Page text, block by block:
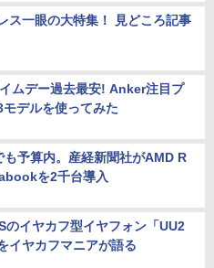
ス一眼の大特集！ 見どころ記事
ムデー過去最安! Anker注目プ
モデルを使ってみた
も予算内。産経新聞社がAMD R
を2千台導入
のイヤカフ型イヤフォン「UU2
イヤカフマニアが語る